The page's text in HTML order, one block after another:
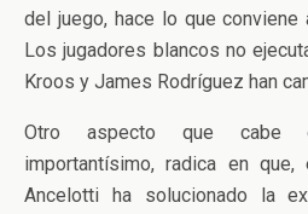
del juego, hace lo que conviene
Los jugadores blancos no
Kroos y James Rodríguez han
Otro aspecto que cabe
importantísimo, radica en
Ancelotti ha solucionado la